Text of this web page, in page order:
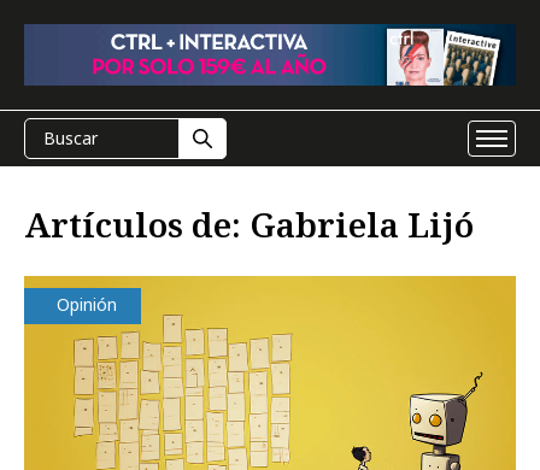
Artículos de: Gabriela Lijó
Opinión